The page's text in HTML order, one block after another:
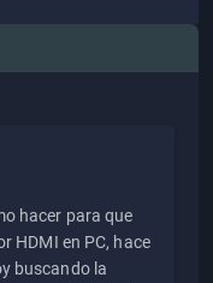
hacer para que
HDMI en PC, hace
buscando la